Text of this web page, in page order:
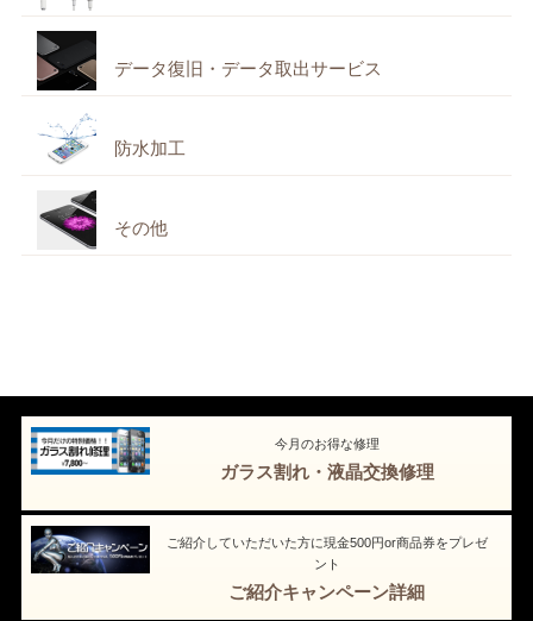
データ復旧・データ取出サービス
防水加工
その他
今月のお得な修理
ガラス割れ・液晶交換修理
ご紹介していただいた方に現金500円or商品券をプレゼ
ント
ご紹介キャンペーン詳細